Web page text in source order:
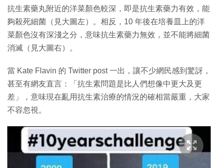
抗生素藥丸附近的洋菜顏色較深，即是抗生素藥力有效，能
夠殺死細菌（見大圖左）。相反，10 年後在培養皿上的洋
菜顏色沒有深淺之分，意味抗生素藥力無效，並不能將細菌
消滅（見大圖右）。
當 Kate Flavin 的 Twitter post 一出，讓不少網民感到驚訝，
甚至有網友直言：「抗生素問題是比人們想像中更大及更
差」，意味現在亂用抗生素治療的情況的確相當嚴重，大家
不容忽視。